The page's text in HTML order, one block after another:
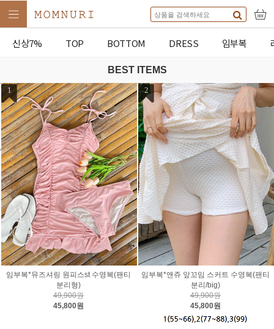
신상7% TOP BOTTOM DRESS 임부복
BEST ITEMS
1
임부복*뮤즈셔링 원피스st 수영복(팬티
분리형)
49,900원
45,800원
2
임부복*앤쥬 앞꼬임 스커트 수영복(팬티
분리/big)
49,900원
45,800원